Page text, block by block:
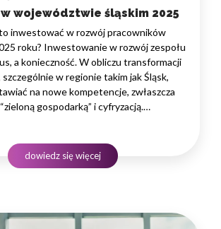
województwie śląskim 2025
inwestować w rozwój pracowników
roku? Inwestowanie w rozwój zespołu
a konieczność. W obliczu transformacji
w regionie takim jak Śląsk,
na nowe kompetencje, zwłaszcza
gospodarką” i cyfryzacją.
na coraz bardziej wymagającym rynku.
decyzja, która buduje wartość firmy
dowiedz się więcej